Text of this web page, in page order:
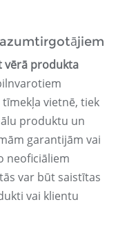
vērā produkta
vietnē, tiek
produktu un
garantijām vai
neoficiāliem
var būt saistītas
vai klientu